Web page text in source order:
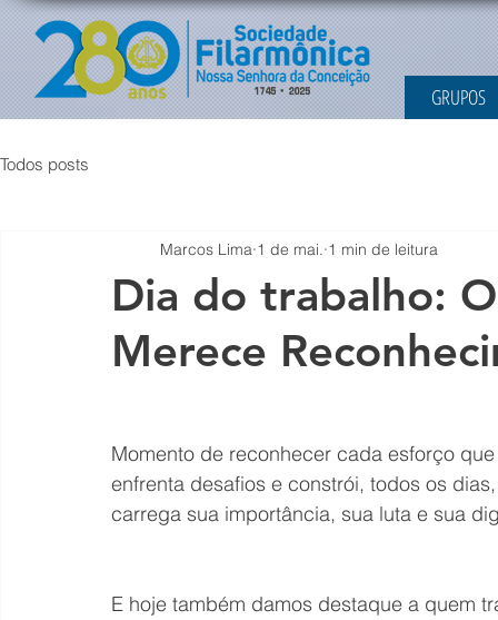
GRUPOS
Todos posts
Dia do trabalho:
Merece
Marcos Lima 1 de mai. 1 min de leitura
Momento de reconhecer cada esforço
enfrenta desafios e constrói, todos os
carrega sua importância, sua luta e sua
E hoje também damos destaque a quem